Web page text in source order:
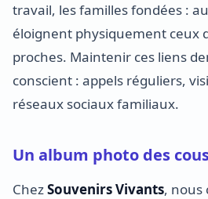
travail, les familles fondées :
éloignent physiquement ceux
proches. Maintenir ces liens
conscient : appels réguliers,
réseaux sociaux familiaux.
Un album photo des
ChezSouvenirs Vivants, nous